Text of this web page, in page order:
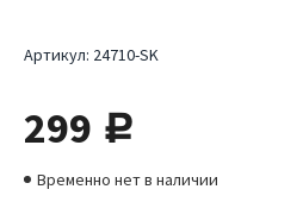
Артикул: 24710-SK
299 руб.
Временно нет в наличии